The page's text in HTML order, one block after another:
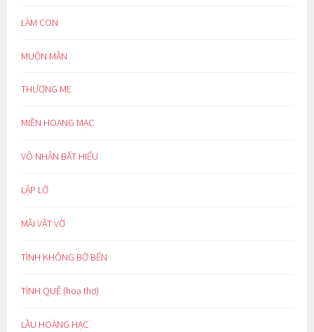
LÀM CON
MUỘN MẰN
THƯƠNG MẸ
MIỀN HOANG MẠC
VÔ NHÂN BẤT HIẾU
LẬP LỜ
MÃI VẬT VỜ
TÌNH KHÔNG BỜ BẾN
TÌNH QUÊ (hoạ thơ)
LẦU HOÀNG HẠC